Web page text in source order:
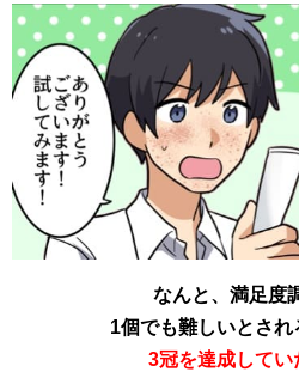
なんと、満足度
1個でも難しいとされ
3冠を達成してい